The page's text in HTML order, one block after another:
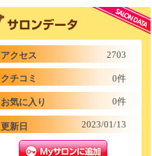
アクセス 2703
クチコミ 0件
お気に入り 0件
更新日 2023/01/13